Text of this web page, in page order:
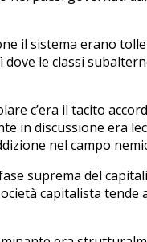
il sistema erano
le classi
c’era il tacito
in discussione era
nel campo
suprema del
capitalista